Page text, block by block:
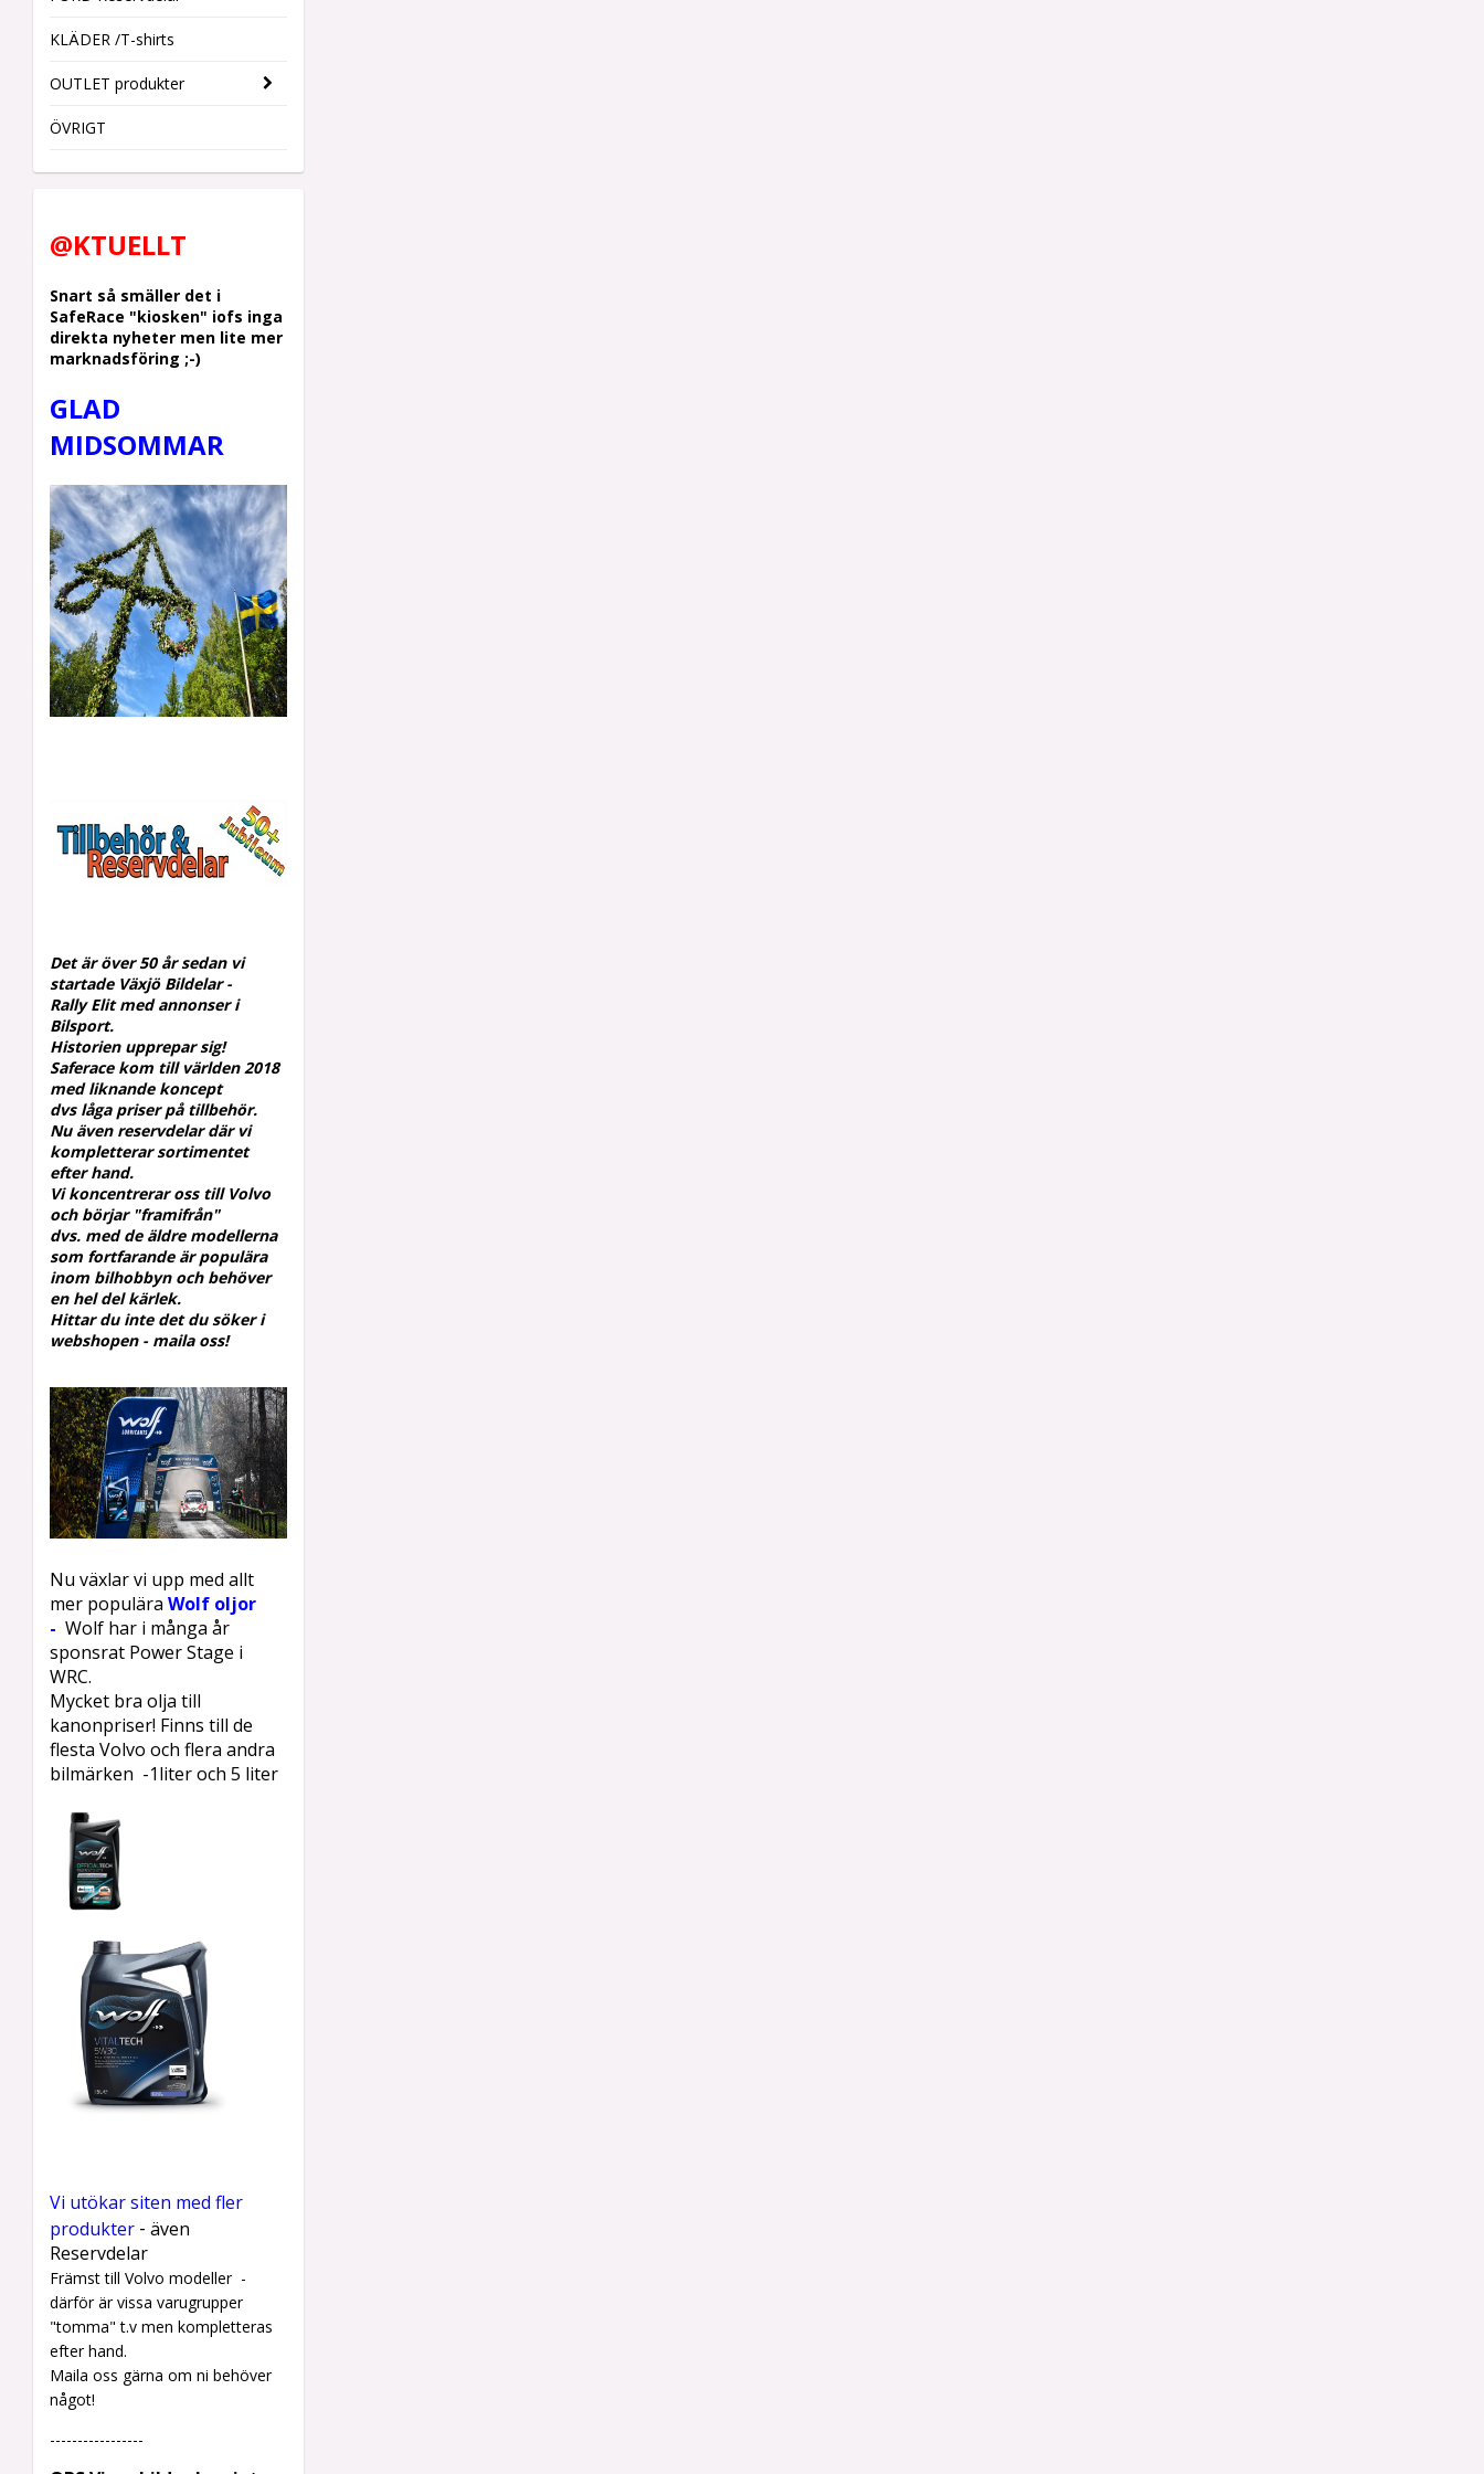
KLÄDER /T-shirts
OUTLET produkter
ÖVRIGT
@KTUELLT
Snart så smäller det i
SafeRace "kiosken" iofs inga
direkta nyheter men lite mer
marknadsföring ;-)
GLAD
MIDSOMMAR
Det är över 50 år sedan vi
startade Växjö Bildelar -
RallyElit med annonser i
Bilsport.
Historien upprepar sig!
Saferace kom till världen 2018
med liknande koncept
dvs låga priser på tillbehör.
Nu även reservdelar där vi
kompletterarsortimentet
efter hand.
Vi koncentrerar oss till Volvo
och börjar "framifrån"
dvs. med de äldre modellerna
som fortfarande är populära
inom bilhobbyn och behöver
en hel del kärlek.
Hittar du inte det du söker i
webshopen - maila oss!
Nu växlar vi upp med allt
mer populära Wolf oljor
- Wolf har i många år
sponsrat Power Stage i
WRC.
Mycket bra olja till
kanonpriser! Finns till de
flesta Volvo och flera andra
bilmärken -1liter och 5 liter
Vi utökar siten med fler
produkter - även
Reservdelar
Främst till Volvo modeller -
därför är vissa varugrupper
"tomma" t.v men kompletteras
efter hand.
Maila oss gärna om ni behöver
något!
-----------------